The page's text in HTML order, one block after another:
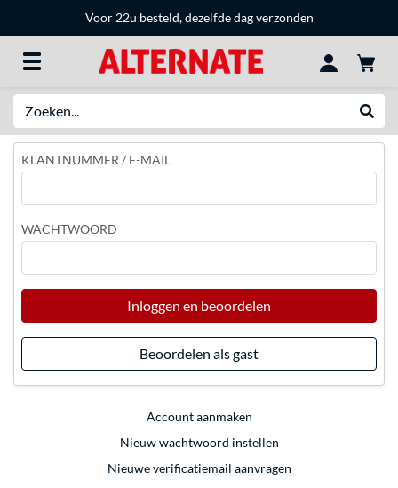
Voor 22u besteld, dezelfde dag verzonden
KLANTNUMMER / E-MAIL
WACHTWOORD
Inloggen en beoordelen
Beoordelen als gast
Account aanmaken
Nieuw wachtwoord instellen
Nieuwe verificatiemail aanvragen